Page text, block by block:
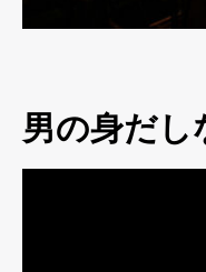
男の身だし